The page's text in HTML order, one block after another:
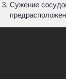
Сужение